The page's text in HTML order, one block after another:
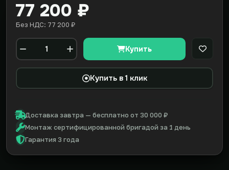
77 200 ₽
Без НДС: 77 200 ₽
Количество
Купить В
Купить в 1 клик
Доставка завтра — бесплатно от 30 000 ₽
Монтаж сертифицированной бригадой за 1 день
Гарантия 3 года